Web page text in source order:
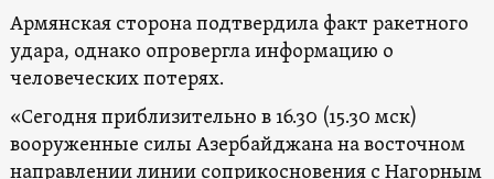
Армянская сторона подтвердила факт ракетного
удара, однако опровергла информацию о
человеческих потерях.
«Сегодня приблизительно в 16.30 (15.30 мск)
вооруженные силы Азербайджана на восточном
направлении линии соприкосновения с Нагорным